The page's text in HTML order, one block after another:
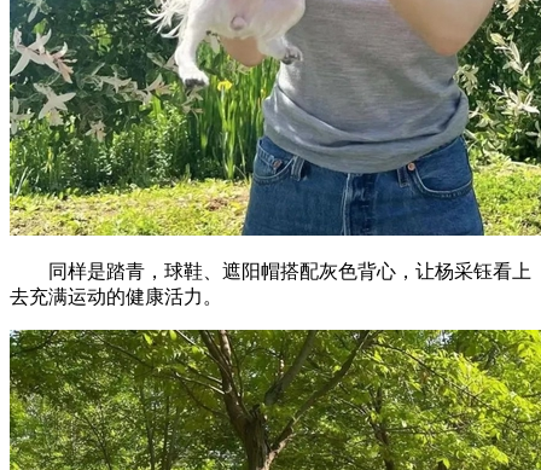
同样是踏青，球鞋、遮阳帽搭配灰色背心，让杨采钰看上
去充满运动的健康活力。